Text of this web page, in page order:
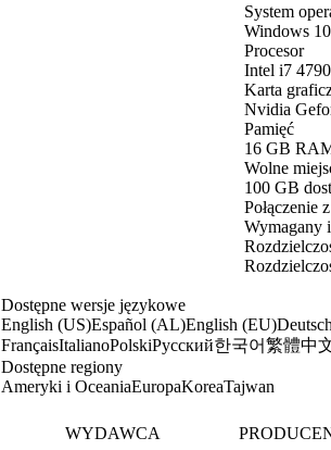
System
Windows
Procesor
Intel i7
Karta
Nvidia
Pamięć
16 GB
Wolne
100 GB
Połączenie
Wymagany
Dostępne wersje językowe
English (US)Español (AL)English (EU)Deutsch
FrançaisItalianoPolskiРусский한국어繁體中
Dostępne regiony
Ameryki i OceaniaEuropaKoreaTajwan
WYDAWCA